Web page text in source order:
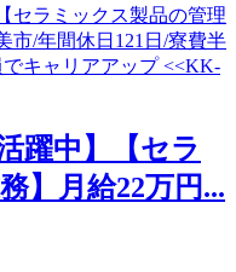
躍中】【セラ
】月給22万円...